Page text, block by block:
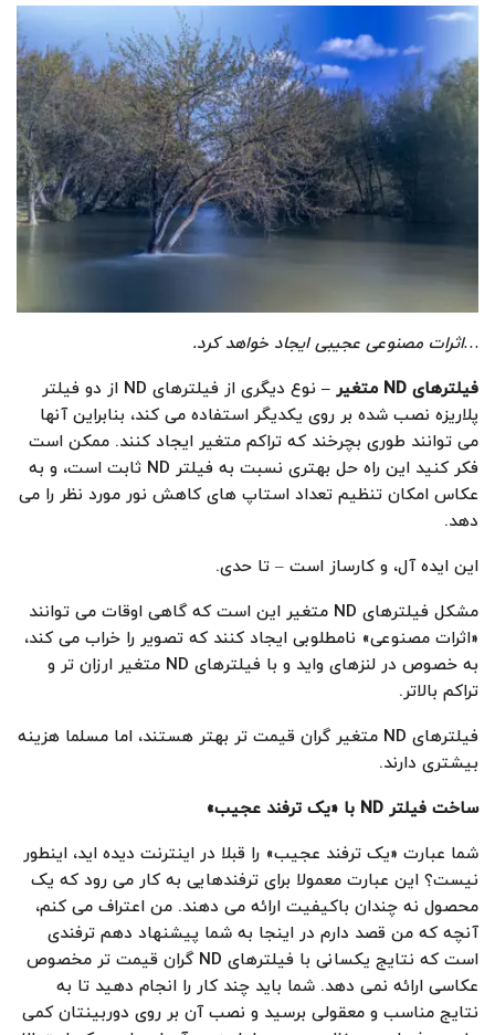
…اثرات مصنوعی عجیبی ایجاد خواهد کرد.
فیلترهای
متغیر –
نوع دیگری از فیلترهای ND از دو فیلتر
پلاریزه نصب شده بر روی یکدیگر استفاده می کند، بنابراین آنها
می توانند طوری بچرخند که تراکم متغیر ایجاد کنند. ممکن است
فکر کنید این راه حل بهتری نسبت به فیلتر ND ثابت است، و به
عکاس امکان تنظیم تعداد استاپ های کاهش نور مورد نظر را می
دهد.
این ایده آل، و کارساز است – تا حدی.
مشکل فیلترهای ND متغیر این است که گاهی اوقات می توانند
«اثرات مصنوعی» نامطلوبی ایجاد کنند که تصویر را خراب می کند،
به خصوص در لنزهای واید و با فیلترهای ND متغیر ارزان تر و
تراکم بالاتر.
فیلترهای ND متغیر گران قیمت تر بهتر هستند، اما مسلما هزینه
بیشتری دارند.
ساخت فیلتر
با «یک ترفند عجیب»
شما عبارت «یک ترفند عجیب» را قبلا در اینترنت دیده اید، اینطور
نیست؟ این عبارت معمولا برای ترفندهایی به کار می رود که یک
محصول نه چندان باکیفیت ارائه می دهند. من اعتراف می کنم،
آنچه که من قصد دارم در اینجا به شما پیشنهاد دهم ترفندی
است که نتایج یکسانی با فیلترهای ND گران قیمت تر مخصوص
عکاسی ارائه نمی دهد. شما باید چند کار را انجام دهید تا به
نتایج مناسب و معقولی برسید و نصب آن بر روی دوربینتان کمی